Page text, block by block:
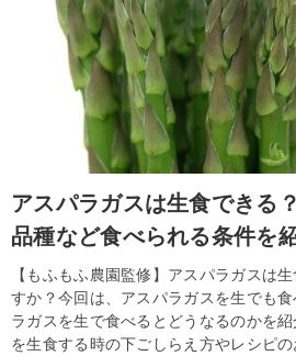
アスパラガスは生食できる
品種など食べられる条件を
【もふもふ農園監修】アスパラガスは
すか？今回は、アスパラガスを生でも
ラガスを生で食べるとどうなるのかを
を生食する時の下ごしらえ方やレシピ